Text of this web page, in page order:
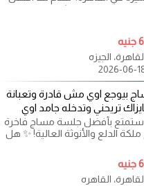
المساج ريلاشن في مدينة
الجيزه
بيوجع اوي مش قادرة وتعبانة
تريحني وتدخله جامد اوي
بأفضل جلسة مساج فاخرة
الدلع والأنوثة العالية! ✨ هل
القاهره